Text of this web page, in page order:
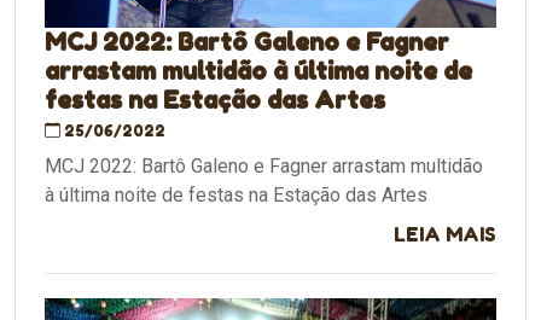
MCJ 2022: Bartô Galeno e Fagner
arrastam multidão à última noite de
festas na Estação das Artes
25/06/2022
MCJ 2022: Bartô Galeno e Fagner arrastam multidão
à última noite de festas na Estação das Artes
LEIA MAIS